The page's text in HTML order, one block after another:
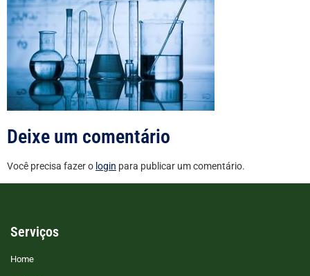
Deixe um comentário
Você precisa fazer o login para publicar um comentário.
Serviços
Home